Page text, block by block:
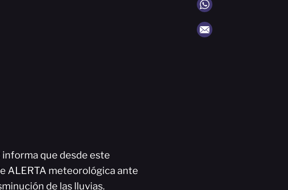
que desde este
ALERTA meteorológica ante
de las lluvias.